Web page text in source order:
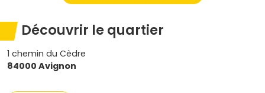
Découvrir le quartier
1 chemin du Cèdre
84000 Avignon